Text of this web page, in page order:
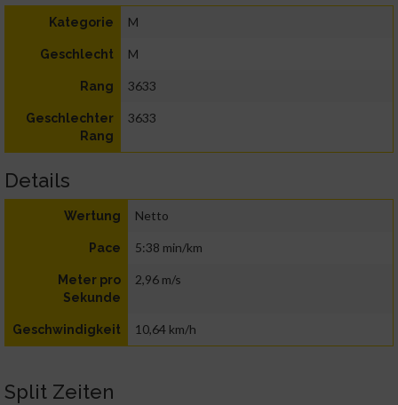
Kategorie M
Geschlecht M
Rang 3633
Geschlechter
Rang
3633
Details
Wertung Netto
Pace 5:38 min/km
Meter pro
Sekunde
2,96 m/s
Geschwindigkeit 10,64 km/h
Split Zeiten